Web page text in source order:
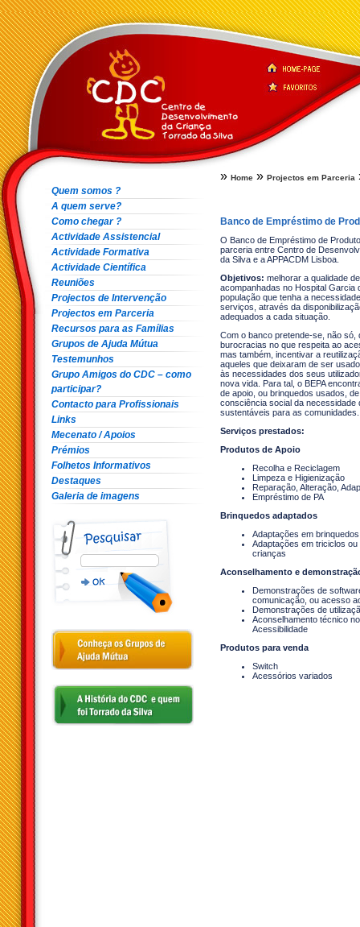
Quem somos ?
A quem serve?
Como chegar ?
Actividade Assistencial
Actividade Formativa
Actividade Científica
Reuniões
Projectos de Intervenção
Projectos em Parceria
Recursos para as Famílias
Grupos de Ajuda Mútua
Testemunhos
Grupo Amigos do CDC – como
participar?
Contacto para Profissionais
Links
Mecenato / Apoios
Prémios
Folhetos Informativos
Destaques
Galeria de imagens
» Home » Projectos em Parceria
Banco de Empréstimo de
O Banco de Empréstimo de
parceria entre Centro de
da Silva e a APPACDM Lisboa.
Objetivos: melhorar a qualidade
acompanhadas no Hospital Garcia
população que tenha a
serviços, através da
adequados a cada situação.
Com o banco pretende-se, não só,
burocracias no que respeita ao
mas também, incentivar a
aqueles que deixaram de ser
às necessidades dos seus
nova vida. Para tal, o BEPA
de apoio, ou brinquedos usados,
consciência social da necessidade
sustentáveis para as comunidades.
Serviços prestados:
Produtos de Apoio
Recolha e Reciclagem
Limpeza e Higienização
Reparação, Alteração,
Empréstimo de PA
Brinquedos adaptados
Adaptações em
Adaptações em triciclos
crianças
Aconselhamento e
Demonstrações de
comunicação, ou acesso
Demonstrações de
Aconselhamento técnico
Acessibilidade
Produtos para venda
Switch
Acessórios variados